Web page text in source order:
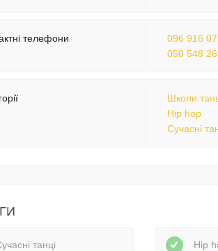
телефони
096 916
050 548
Школи
Hip hop
Сучасні
танці Hip